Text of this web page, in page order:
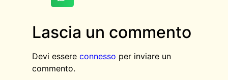
Lascia un commento
Devi essere connesso per inviare un
commento.